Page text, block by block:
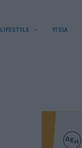
LIFESTYLE ΥΓΕΙΑ